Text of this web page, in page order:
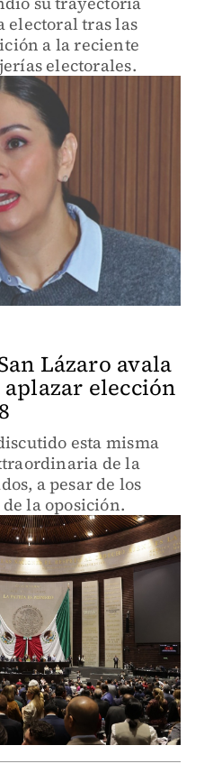
electoral tras las
a la reciente
electorales.
Lázaro avala
elección
esta misma
de la
a pesar de los
la oposición.